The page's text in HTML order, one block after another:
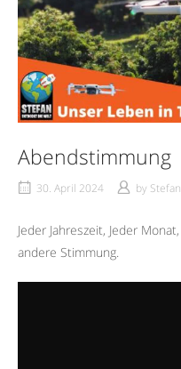
Abendstimmung
30. April 2024 by
Jeder Jahreszeit, Jeder
andere Stimmung.